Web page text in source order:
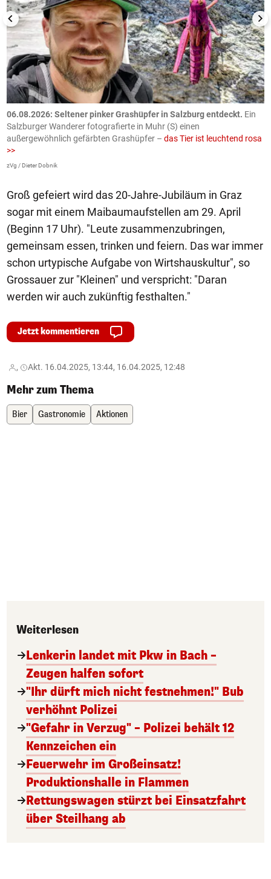
06.08.2026: Seltener pinker Grashüpfer in Salzburg entdeckt. Ein
Salzburger Wanderer fotografierte in Muhr (S) einen
außergewöhnlich gefärbten Grashüpfer – das Tier ist leuchtend rosa
>>
zVg / Dieter Dobnik
Groß gefeiert wird das 20-Jahre-Jubiläum in Graz
sogar mit einem Maibaumaufstellen am 29. April
(Beginn 17 Uhr). "Leute zusammenzubringen,
gemeinsam essen, trinken und feiern. Das war immer
schon urtypische Aufgabe von Wirtshauskultur", so
Grossauer zur "Kleinen" und verspricht: "Daran
werden wir auch zukünftig festhalten."
Jetzt kommentieren
, Akt. 16.04.2025, 13:44, 16.04.2025, 12:48
Mehr zum Thema
Bier Gastronomie Aktionen
Weiterlesen
Lenkerin landet mit Pkw in Bach –
Zeugen halfen sofort
"Ihr dürft mich nicht festnehmen!" Bub
verhöhnt Polizei
"Gefahr in Verzug" – Polizei behält 12
Kennzeichen ein
Feuerwehr im Großeinsatz!
Produktionshalle in Flammen
Rettungswagen stürzt bei Einsatzfahrt
über Steilhang ab